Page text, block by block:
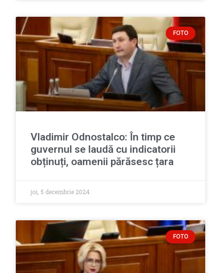
FOTO
Vladimir Odnostalco: În timp ce
guvernul se laudă cu indicatorii
obținuți, oamenii părăsesc țara
joi, 5 decembrie 2024
FOTO